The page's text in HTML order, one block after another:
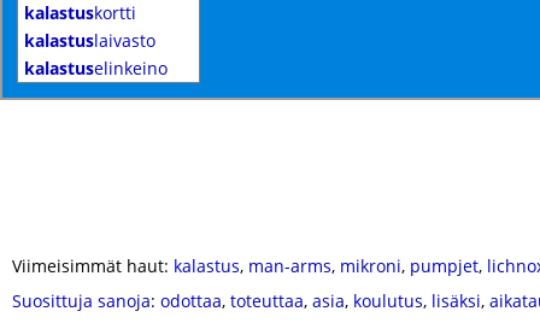
kalastuskortti
kalastuslaivasto
kalastuselinkeino
Viimeisimmät haut: kalastus, man-arms, mikroni, pumpjet,
Suosittuja sanoja: odottaa, toteuttaa, asia, koulutus, lisäksi,